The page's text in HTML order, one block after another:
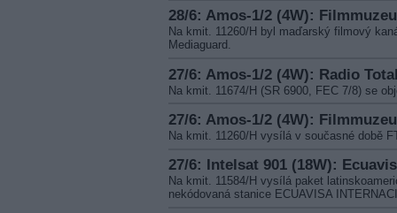
28/6: Amos-1/2 (4W):
Na kmit. 11260/H byl maďarský filmový
Mediaguard.
27/6: Amos-1/2 (4W): Radio Total
Na kmit. 11674/H (SR 6900, FEC 7/8) se
27/6: Amos-1/2 (4W):
Na kmit. 11260/H vysílá v současné době
27/6: Intelsat 901 (18W):
Na kmit. 11584/H vysílá paket
nekódovaná stanice ECUAVISA